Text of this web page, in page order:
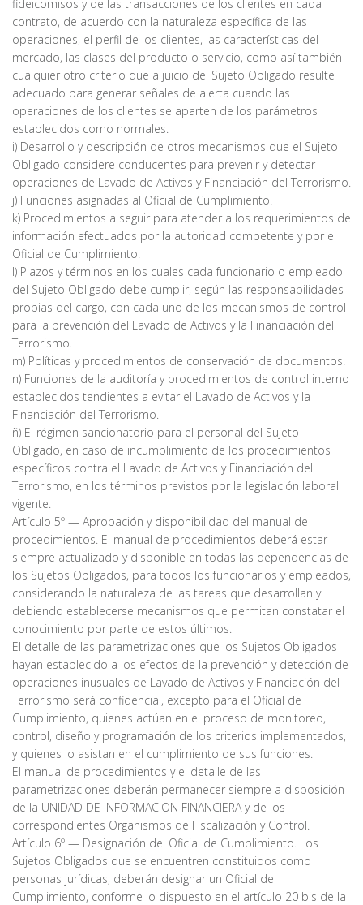
fideicomisos y de las transacciones de los clientes en cada
contrato, de acuerdo con la naturaleza específica de las
operaciones, el perfil de los clientes, las características del
mercado, las clases del producto o servicio, como así también
cualquier otro criterio que a juicio del Sujeto Obligado resulte
adecuado para generar señales de alerta cuando las
operaciones de los clientes se aparten de los parámetros
establecidos como normales.
i) Desarrollo y descripción de otros mecanismos que el Sujeto
Obligado considere conducentes para prevenir y detectar
operaciones de Lavado de Activos y Financiación del Terrorismo.
j) Funciones asignadas al Oficial de Cumplimiento.
k) Procedimientos a seguir para atender a los requerimientos de
información efectuados por la autoridad competente y por el
Oficial de Cumplimiento.
l) Plazos y términos en los cuales cada funcionario o empleado
del Sujeto Obligado debe cumplir, según las responsabilidades
propias del cargo, con cada uno de los mecanismos de control
para la prevención del Lavado de Activos y la Financiación del
Terrorismo.
m) Políticas y procedimientos de conservación de documentos.
n) Funciones de la auditoría y procedimientos de control interno
establecidos tendientes a evitar el Lavado de Activos y la
Financiación del Terrorismo.
ñ) El régimen sancionatorio para el personal del Sujeto
Obligado, en caso de incumplimiento de los procedimientos
específicos contra el Lavado de Activos y Financiación del
Terrorismo, en los términos previstos por la legislación laboral
vigente.
Artículo 5º — Aprobación y disponibilidad del manual de
procedimientos. El manual de procedimientos deberá estar
siempre actualizado y disponible en todas las dependencias de
los Sujetos Obligados, para todos los funcionarios y empleados,
considerando la naturaleza de las tareas que desarrollan y
debiendo establecerse mecanismos que permitan constatar el
conocimiento por parte de estos últimos.
El detalle de las parametrizaciones que los Sujetos Obligados
hayan establecido a los efectos de la prevención y detección de
operaciones inusuales de Lavado de Activos y Financiación del
Terrorismo será confidencial, excepto para el Oficial de
Cumplimiento, quienes actúan en el proceso de monitoreo,
control, diseño y programación de los criterios implementados,
y quienes lo asistan en el cumplimiento de sus funciones.
El manual de procedimientos y el detalle de las
parametrizaciones deberán permanecer siempre a disposición
de la UNIDAD DE INFORMACION FINANCIERA y de los
correspondientes Organismos de Fiscalización y Control.
Artículo 6º — Designación del Oficial de Cumplimiento. Los
Sujetos Obligados que se encuentren constituidos como
personas jurídicas, deberán designar un Oficial de
Cumplimiento, conforme lo dispuesto en el artículo 20 bis de la